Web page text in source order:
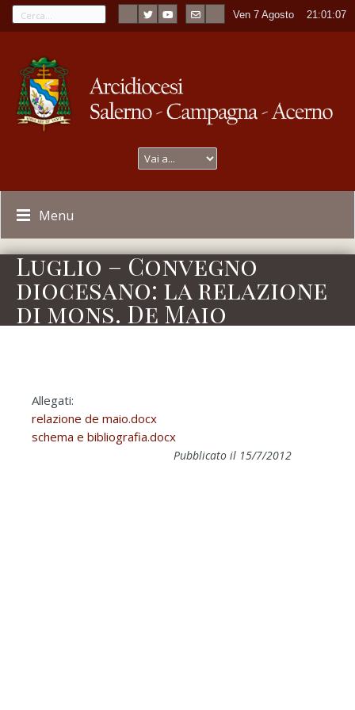
Ven 7 Agosto ----21:01:07
Menu
Luglio – Convegno
diocesano: la relazione
di mons. De Maio
Allegati:
relazione de maio.docx
schema e bibliografia.docx
Pubblicato il 15/7/2012